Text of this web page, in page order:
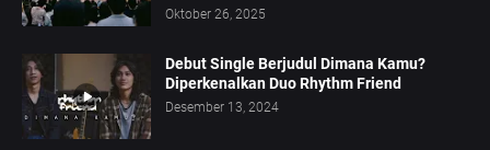
Oktober 26, 2025
Debut Single Berjudul Dimana Kamu?
Diperkenalkan Duo Rhythm Friend
Desember 13, 2024